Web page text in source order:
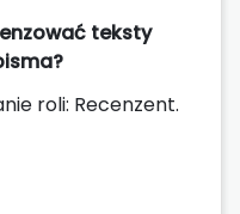
teksty
roli: Recenzent.